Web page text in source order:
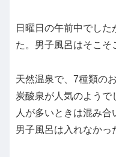
日曜日の午前中でし
た。男子風呂はそこそ
天然温泉で、7種類の
炭酸泉が人気のようで
人が多いときは混み合
男子風呂は入れなかっ